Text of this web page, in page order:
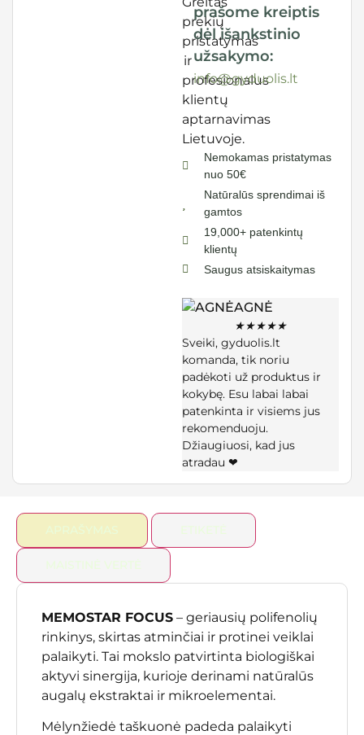
prašome kreiptis
dėl išankstinio
užsakymo:
info@gyduolis.lt
Nemokamas pristatymas
nuo 50€
Natūralūs sprendimai iš
gamtos
19,000+ patenkintų
klientų
Saugus atsiskaitymas
AGNĖ
★★★★★
Sveiki, gyduolis.lt
komanda, tik noriu
padėkoti už produktus ir
kokybę. Esu labai labai
patenkinta ir visiems jus
rekomenduoju.
Džiaugiuosi, kad jus
atradau ❤
APRAŠYMAS ETIKETĖ
MAISTINĖ VERTĖ
MEMOSTAR FOCUS – geriausių polifenolių
rinkinys, skirtas atminčiai ir protinei veiklai
palaikyti. Tai mokslo patvirtinta biologiškai
aktyvi sinergija, kurioje derinami natūralūs
augalų ekstraktai ir mikroelementai.
Mėlynžiedė taškuonė padeda palaikyti